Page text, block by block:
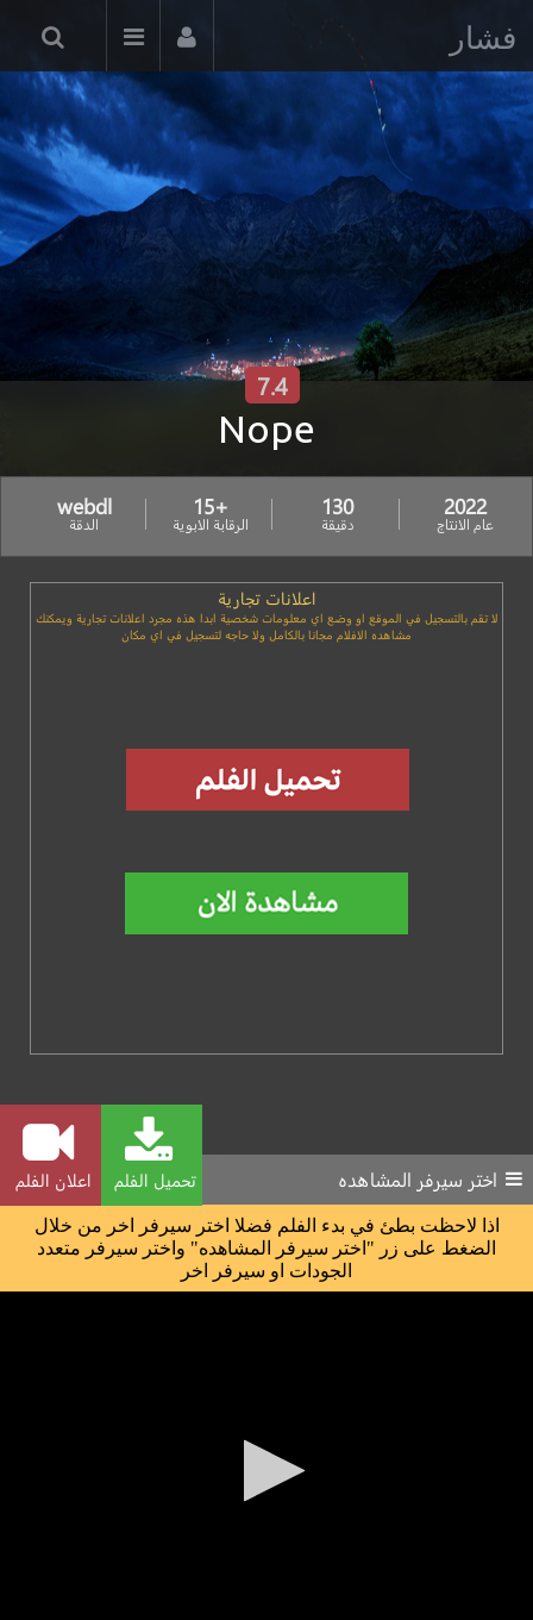
فشار
Nope
7.4
2022
عام الانتاج
130
دقيقة
+15
الرقابة الابوية
webdl
الدقة
اعلانات تجارية
لا تقم بالتسجيل في الموقع او وضع اي معلومات شخصية ابدا هذه مجرد اعلانات تجارية ويمكنك
مشاهده الافلام مجانا بالكامل ولا حاجه لتسجيل في اي مكان
تحميل الفلم اعلان الفلم اختر سيرفر المشاهده
اذا لاحظت بطئ في بدء الفلم فضلا اختر سيرفر اخر من خلال
الضغط على زر "اختر سيرفر المشاهده" واختر سيرفر متعدد
الجودات او سيرفر اخر